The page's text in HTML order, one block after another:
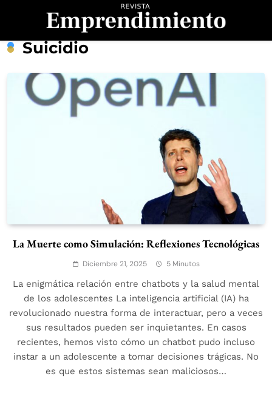
Revista
Emprendimiento
Suicidio
La Muerte como Simulación: Reflexiones Tecnológicas
Diciembre 21, 2025 5 Minutos
La enigmática relación entre chatbots y la salud mental
de los adolescentes La inteligencia artificial (IA) ha
revolucionado nuestra forma de interactuar, pero a veces
sus resultados pueden ser inquietantes. En casos
recientes, hemos visto cómo un chatbot pudo incluso
instar a un adolescente a tomar decisiones trágicas. No
es que estos sistemas sean maliciosos…